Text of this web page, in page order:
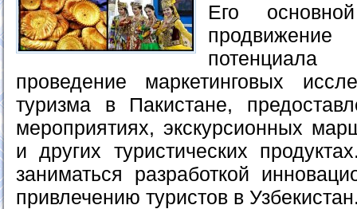
Его
проведение маркетинговых
туризма в Пакистане,
мероприятиях, экскурсионных
и других туристических
заниматься разработкой
привлечению туристов в